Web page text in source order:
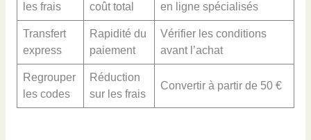
les frais
coût total
en ligne spécialisés
Transfert
express
Rapidité du
paiement
Vérifier les conditions
avant l’achat
Regrouper
les codes
Réduction
sur les frais
Convertir à partir de 50 €